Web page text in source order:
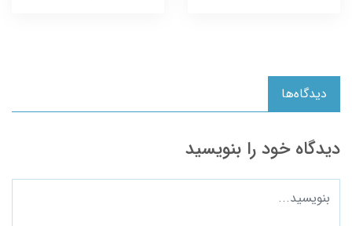
دیدگاه‌ها
دیدگاه خود را بنویسید